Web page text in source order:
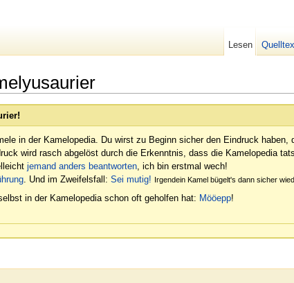
in der Kamelopedia. Du wirst zu Beginn sicher den Eindruck haben,
wird rasch abgelöst durch die Erkenntnis, dass die Kamelopedia
jemand anders beantworten, ich bin erstmal wech!
. Und im Zweifelsfall: Sei mutig! Irgendein Kamel bügelt's dann sicher
in der Kamelopedia schon oft geholfen hat: Mööepp!
Lesen